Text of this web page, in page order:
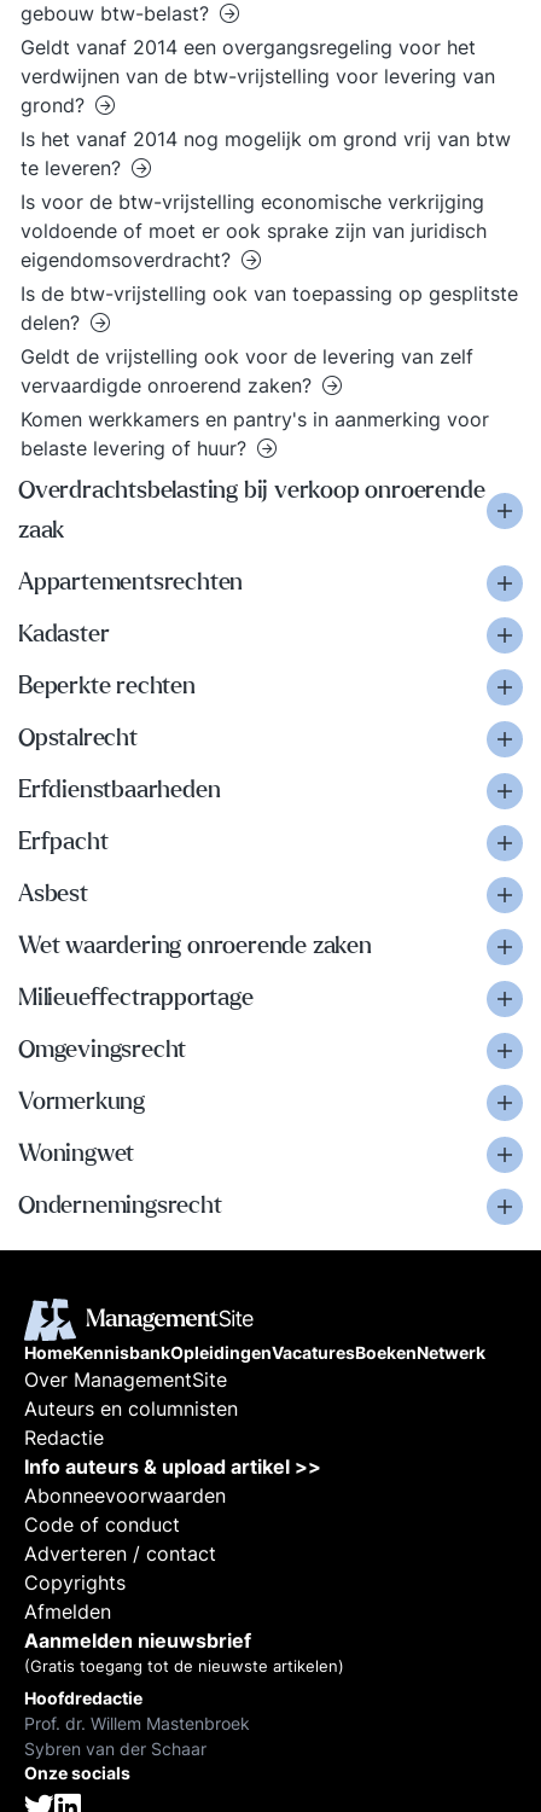
gebouw btw-belast?
Geldt vanaf 2014 een overgangsregeling voor het
verdwijnen van de btw-vrijstelling voor levering van
grond?
Is het vanaf 2014 nog mogelijk om grond vrij van btw
te leveren?
Is voor de btw-vrijstelling economische verkrijging
voldoende of moet er ook sprake zijn van juridisch
eigendomsoverdracht?
Is de btw-vrijstelling ook van toepassing op gesplitste
delen?
Geldt de vrijstelling ook voor de levering van zelf
vervaardigde onroerend zaken?
Komen werkkamers en pantry's in aanmerking voor
belaste levering of huur?
Overdrachtsbelasting bij verkoop onroerende
zaak
Appartementsrechten
Kadaster
Beperkte rechten
Opstalrecht
Erfdienstbaarheden
Erfpacht
Asbest
Wet waardering onroerende zaken
Milieueffectrapportage
Omgevingsrecht
Vormerkung
Woningwet
Ondernemingsrecht
HomeKennisbankOpleidingenVacaturesBoekenNetwerk
Over ManagementSite
Auteurs en columnisten
Redactie
Info auteurs & upload artikel >>
Abonneevoorwaarden
Code of conduct
Adverteren / contact
Copyrights
Afmelden
Aanmelden nieuwsbrief
(Gratis toegang tot de nieuwste artikelen)
Hoofdredactie
Prof. dr. Willem Mastenbroek
Sybren van der Schaar
Onze socials